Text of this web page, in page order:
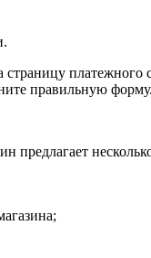
страницу платежного
правильную форму.
предлагает